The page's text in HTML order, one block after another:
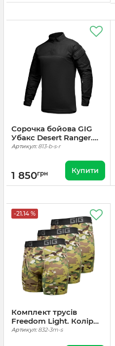
Сорочка бойова GIG
Убакс Desert Ranger.
Чорний
Артикул:813-b-s-r
1 850грн Купити
-21.14 %
Комплект трусів
Freedom Light. Колір
Мультикам, 3 шт
Артикул:832-3m-s